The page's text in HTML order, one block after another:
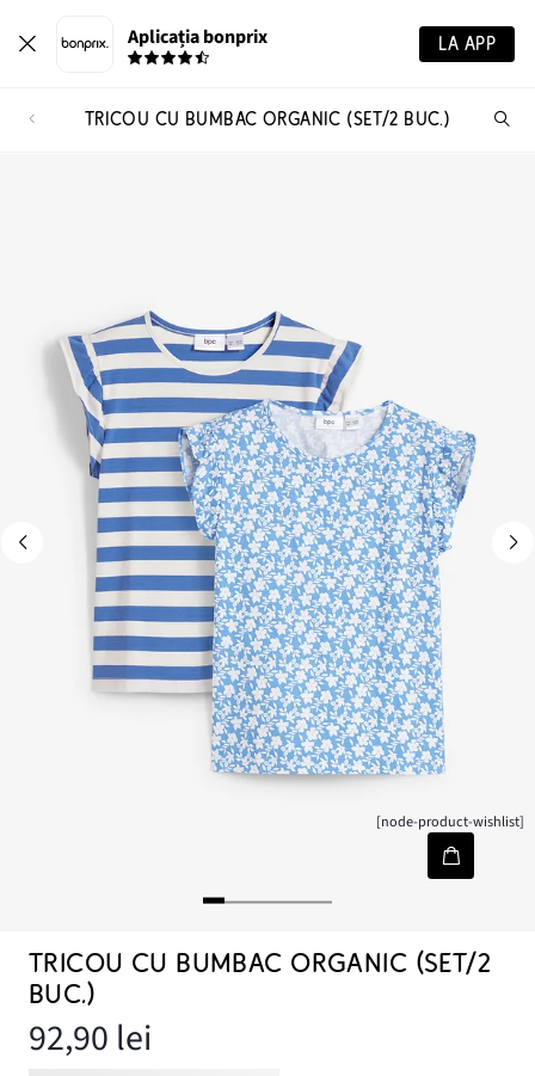
Aplicația bonprix LA APP
TRICOU CU BUMBAC ORGANIC (SET/2 BUC.)
[node-product-wishlist]
TRICOU CU BUMBAC ORGANIC (SET/2
BUC.)
92,90 lei